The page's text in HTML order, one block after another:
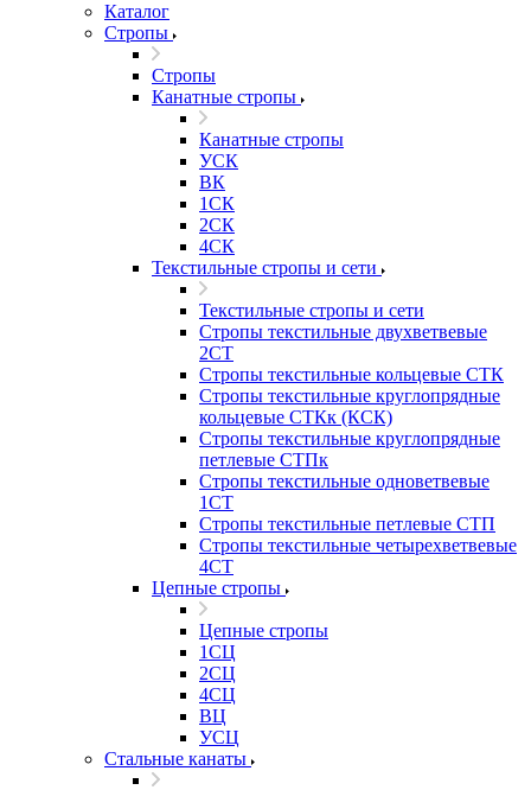
Каталог
Стропы
Стропы
Канатные стропы
Канатные стропы
УСК
ВК
1СК
2СК
4СК
Текстильные стропы и сети
Текстильные стропы и сети
Стропы текстильные двухветвевые
2СТ
Стропы текстильные кольцевые СТК
Стропы текстильные круглопрядные
кольцевые СТКк (КСК)
Стропы текстильные круглопрядные
петлевые СТПк
Стропы текстильные одноветвевые
1СТ
Стропы текстильные петлевые СТП
Стропы текстильные четырехветвевые
4СТ
Цепные стропы
Цепные стропы
1СЦ
2СЦ
4СЦ
ВЦ
УСЦ
Стальные канаты